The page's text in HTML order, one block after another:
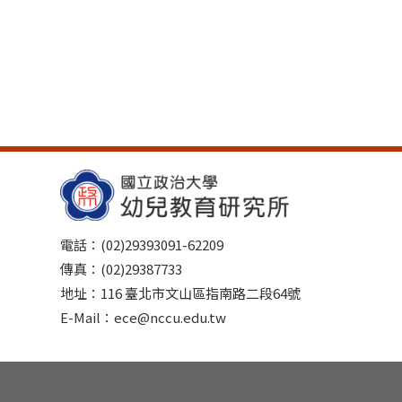
電話：(02)29393091-62209
傳真：(02)29387733
地址：116 臺北市文山區指南路二段64號
E-Mail：ece@nccu.edu.tw